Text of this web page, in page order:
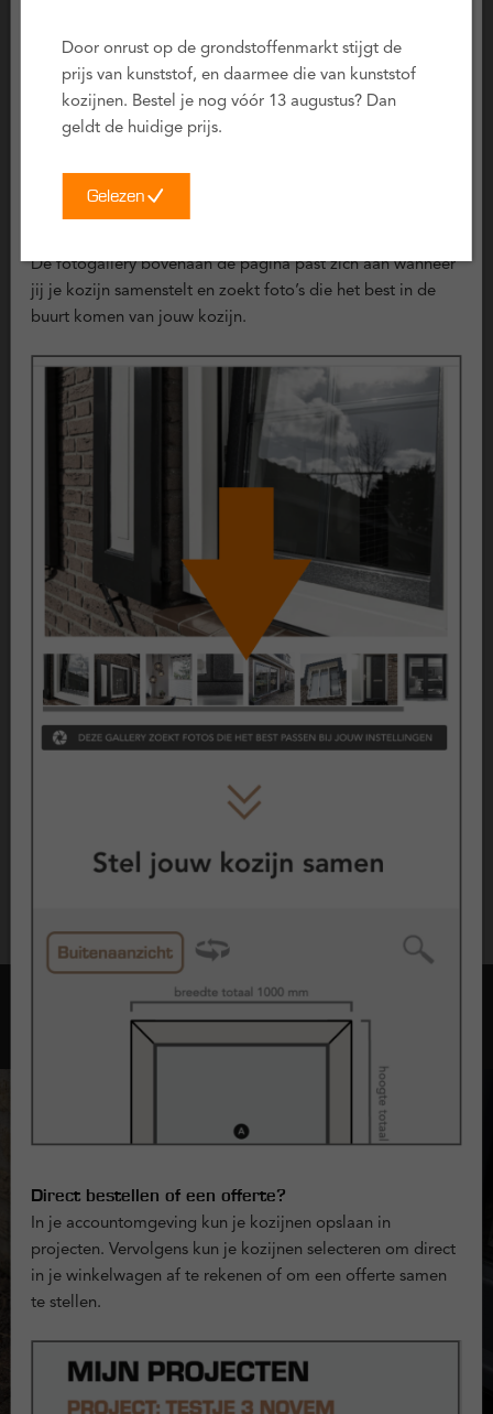
Lange levensduur
: ClickOver® kozijnen hebben
dezelfde lange levensduur en garanties als reguliere
kunststof kozijnen.
Dagmaat:Het ClickOver® profiel is aan de buitenzijde
waar het hout omsloten wordt iets breder dan een
een smalle raamopening kan hierdoor iets minder
daglicht overblijven of wordt de opening iets kleiner. In
de configurator wordt dit automatisch berekend.
Certificering
Deze kunststof kozijnen zijn uitvoerig getest en voldoen aan
de volgende keurmerken:
KOMO geproduceerd
Politiekeurmerk Veilig Wonen
SKG Keurmerk
CE Keurmerk
Wil je meer weten over keurmerken? Kijk hier
Garantie
ClickOver® kozijnen zijn uitvoerig getest en hebben dezelfde
10 jaar garantie op glas
De fotogallery bovenaan de pagina past zich aan wanneer
jij je kozijn samenstelt en zoekt foto’s die het best in de
buurt komen van jouw kozijn.
Direct bestellen of een offerte?
In je accountomgeving kun je kozijnen opslaan in
projecten. Vervolgens kun je kozijnen selecteren om direct
in je winkelwagen af te rekenen of om een offerte samen
te stellen.
Opties met kozijnen
Door onrust op de grondstoffenmarkt stijgt de
prijs van kunststof, en daarmee die van kunststof
kozijnen. Bestel je nog vóór 13 augustus? Dan
geldt de huidige prijs.
Gelezen